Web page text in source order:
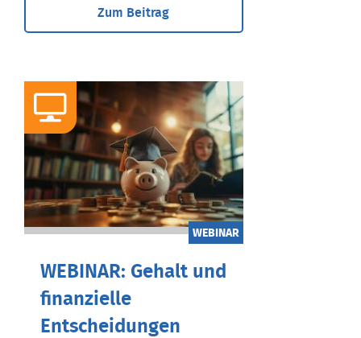
Zum Beitrag
WEBINAR
WEBINAR: Gehalt und
finanzielle
Entscheidungen